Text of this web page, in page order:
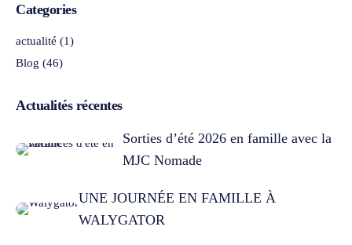
Categories
actualité (1)
Blog (46)
Actualités récentes
Sorties d’été 2026 en famille avec la
MJC Nomade
UNE JOURNÉE EN FAMILLE À
WALYGATOR